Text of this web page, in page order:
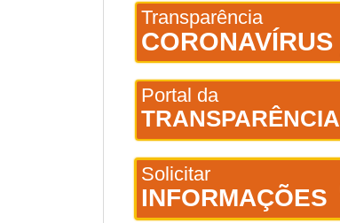
Transparência
CORONAVÍRUS
Portal da
TRANSPARÊNCIA
Solicitar
INFORMAÇÕES